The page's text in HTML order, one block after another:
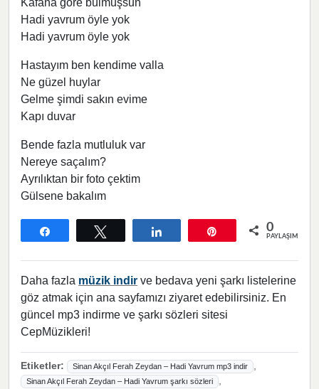
Kafana göre bulmuşsun
Hadi yavrum öyle yok
Hadi yavrum öyle yok
Hastayım ben kendime valla
Ne güzel huylar
Gelme şimdi sakın evime
Kapı duvar
Bende fazla mutluluk var
Nereye saçalım?
Ayrılıktan bir foto çektim
Gülsene bakalım
0
PAYLAŞIMLAR
Daha fazla müzik indir ve bedava yeni şarkı listelerine
göz atmak için ana sayfamızı ziyaret edebilirsiniz. En
güncel mp3 indirme ve şarkı sözleri sitesi
CepMüzikleri!
Etiketler: Sinan Akçıl Ferah Zeydan – Hadi Yavrum mp3 indir ,
Sinan Akçıl Ferah Zeydan – Hadi Yavrum şarkı sözleri ,